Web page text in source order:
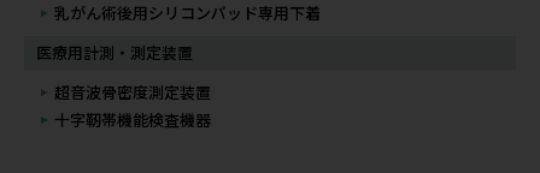
乳がん術後用シリコンパッド専用下着
医療用計測・測定装置
超音波骨密度測定装置
十字靭帯機能検査機器